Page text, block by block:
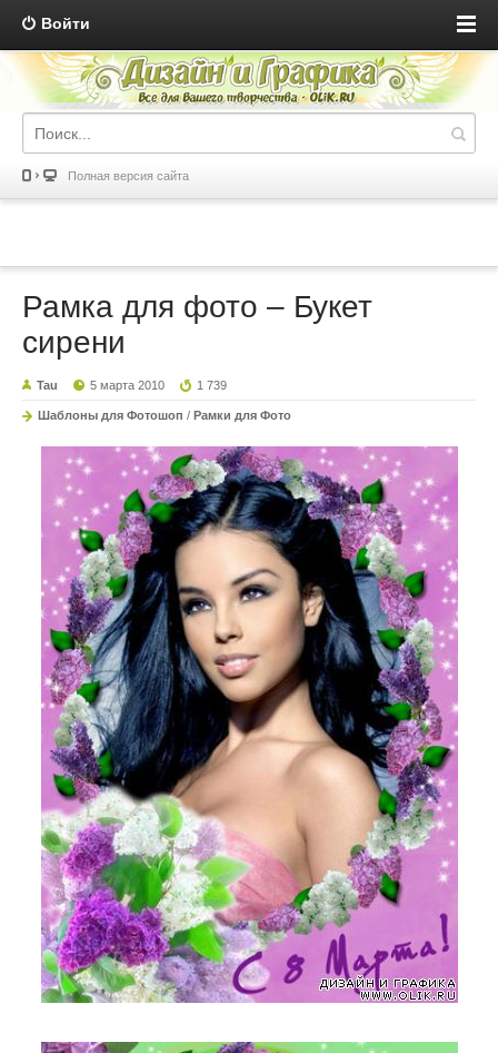
Войти
Полная версия сайта
Рамка для фото – Букет
сирени
Tau 5 марта 2010 1 739
Шаблоны для Фотошоп / Рамки для Фото